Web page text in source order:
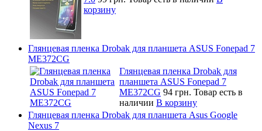
корзину
Глянцевая пленка Drobak для планшета ASUS Fonepad 7
ME372CG
Глянцевая пленка Drobak для
планшета ASUS Fonepad 7
ME372CG 94 грн. Товар есть в
наличии В корзину
Глянцевая пленка Drobak для планшета Asus Google
Nexus 7